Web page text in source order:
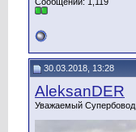
30.03.2018, 13:28
AleksanDER
Уважаемый Супербовод